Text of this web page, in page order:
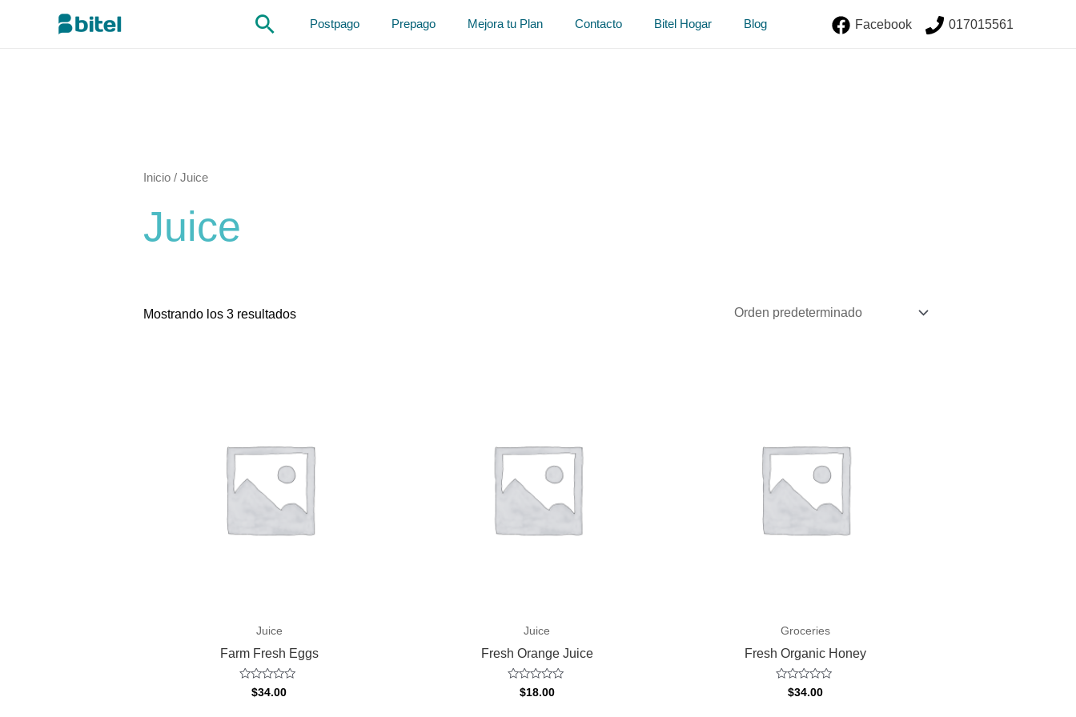
BuscarPostpago Prepago Mejora tu Plan Contacto Bitel Hogar Blog Facebook 017015561
Inicio/ Juice
Juice
Mostrando los 3 resultados
Juice
Farm Fresh Eggs
Valorado
con
$34.00
Juice
Fresh Orange Juice
Valorado
con
$18.00
Groceries
Fresh Organic Honey
Valorado
con
$34.00